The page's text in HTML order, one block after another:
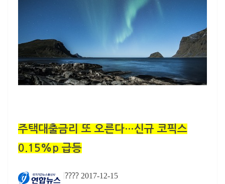
주택대출금리 또 오른다…신규 코픽스
0.15%p 급등
???? 2017-12-15